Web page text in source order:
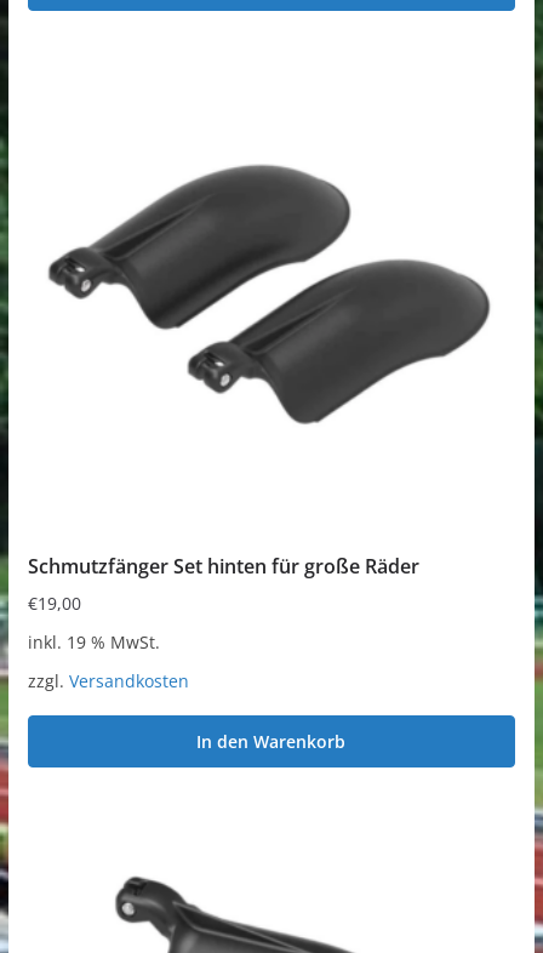
Schmutzfänger Set hinten für große Räder
€19,00
inkl. 19 % MwSt.
zzgl. Versandkosten
In den Warenkorb